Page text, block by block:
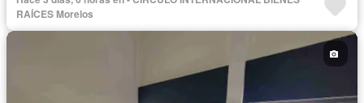
RAÍCES Morelos